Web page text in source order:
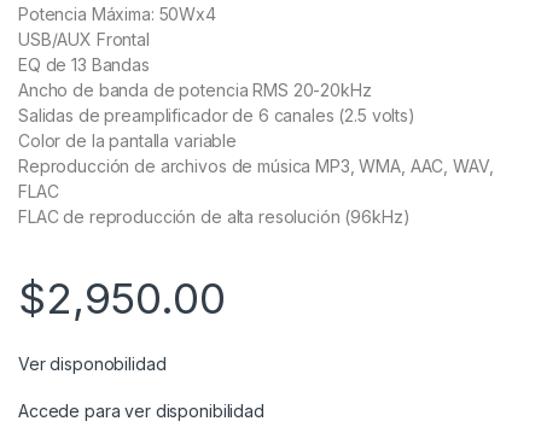
Potencia Máxima: 50Wx4
USB/AUX Frontal
EQ de 13 Bandas
Ancho de banda de potencia RMS 20-20kHz
Salidas de preamplificador de 6 canales (2.5 volts)
Color de la pantalla variable
Reproducción de archivos de música MP3, WMA, AAC, WAV,
FLAC
FLAC de reproducción de alta resolución (96kHz)
$2,950.00
Ver disponobilidad
Accede para ver disponibilidad